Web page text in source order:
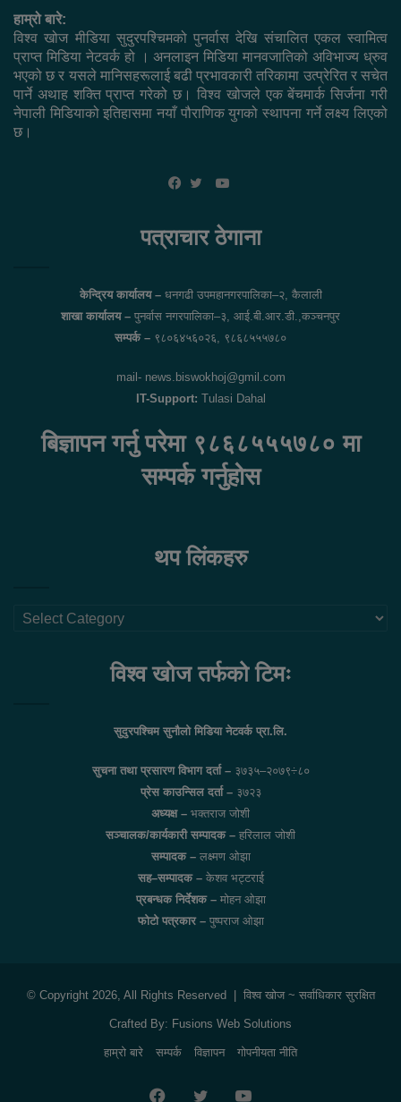
हाम्रो बारे:
विश्व खोज मीडिया सुदुरपश्चिमको पुनर्वास देखि संचालित एकल स्वामित्व
प्राप्त मिडिया नेटवर्क हो । अनलाइन मिडिया मानवजातिको अविभाज्य ध्रुव
भएको छ र यसले मानिसहरूलाई बढी प्रभावकारी तरिकामा उत्प्रेरित र सचेत
पार्ने अथाह शक्ति प्राप्त गरेको छ। विश्व खोजले एक बेंचमार्क सिर्जना गरी
नेपाली मिडियाको इतिहासमा नयाँ पौराणिक युगको स्थापना गर्ने लक्ष्य लिएको
छ।
YouTube
पत्राचार ठेगाना
केन्द्रिय कार्यालय –धनगढी उपमहानगरपालिका–२, कैलाली
शाखा कार्यालय – पुनर्वास नगरपालिका–३, आई.बी.आर.डी.,कञ्चनपुर
सम्पर्क – ९८०६४५६०२६, ९८६८५५५७८०
mail- news.biswokhoj@gmil.com
IT-Support: Tulasi Dahal
बिज्ञापन गर्नु परेमा ९८६८५५५७८० मा
सम्पर्क गर्नुहोस
थप लिंकहरु
थप
विश्व खोज तर्फको टिमः
सुदुरपश्चिम सुनौलो मिडिया नेटवर्क प्रा.लि.
सुचना तथा प्रसारण विभाग दर्ता – ३७३५–२०७९÷८०
प्रेस काउन्सिल दर्ता – ३७२३
अध्यक्ष – भक्तराज जोशी
सञ्चालक/कार्यकारी सम्पादक – हरिलाल जोशी
सम्पादक –लक्ष्मण ओझा
सह–सम्पादक –केशव भट्टराई
प्रबन्धक निर्देशक –मोहन ओझा
फोटो पत्रकार –पुष्पराज ओझा
© Copyright 2026, All Rights Reserved | विश्व खोज~ सर्वाधिकार सुरक्षित
Crafted By: Fusions Web Solutions
हाम्रो बारे सम्पर्क विज्ञापन गोपनीयता नीति
Facebook
Twitter